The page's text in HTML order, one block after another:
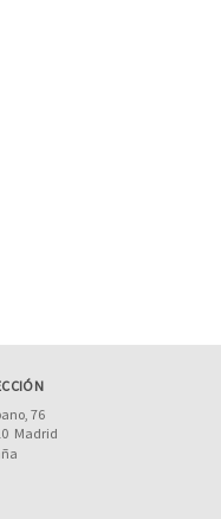
76
Madrid